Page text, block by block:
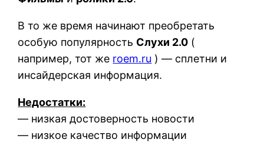
В то же время начинают преобретать
особую популярность Слухи 2.0 (
например, тот же roem.ru ) — сплетни и
инсайдерская информация.
Недостатки:
— низкая достоверность новости
— низкое качество информации